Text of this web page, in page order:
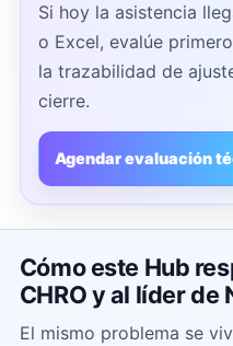
Si hoy la asistencia
o Excel, evalúe
la trazabilidad de
cierre.
Agendar evaluación
Cómo este Hub
CHRO y al líder de
El mismo problema se